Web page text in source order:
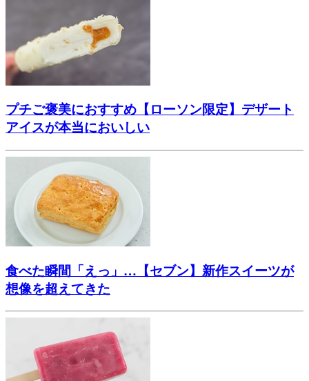
プチご褒美におすすめ【ローソン限定】デザート
アイスが本当においしい
食べた瞬間「えっ」…【セブン】新作スイーツが
想像を超えてきた